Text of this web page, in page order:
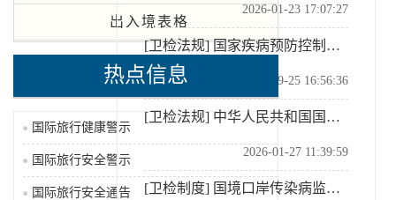
出入境表格
热点信息
国际旅行健康警示
国际旅行安全警示
国际旅行安全通告
2026-01-23 17:07:27
[卫检法规] 国家疾病预防控制局中华人民共和国海关总署关于公布监测传染病目录的公告（2025-09-25）
2025-09-25 16:56:36
[卫检法规] 中华人民共和国国境卫生检疫法（2024修订）
2026-01-27 11:39:59
[卫检制度] 国境口岸传染病监测实施办法